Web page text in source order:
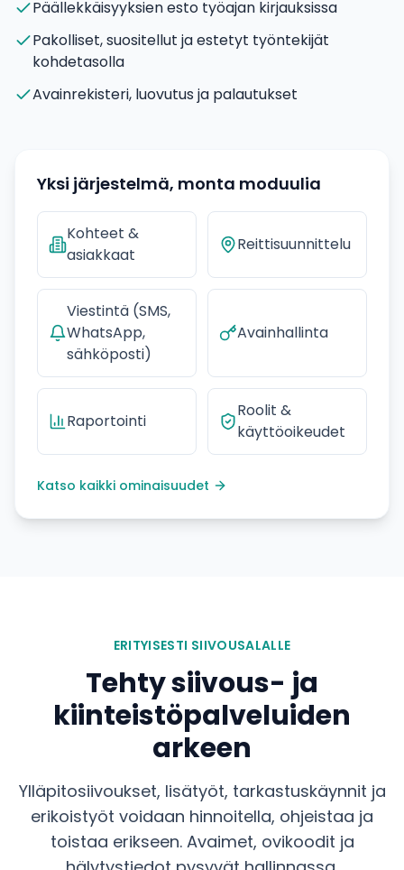
Päällekkäisyyksien esto työajan kirjauksissa
Pakolliset, suositellut ja estetyt työntekijät
kohdetasolla
Avainrekisteri, luovutus ja palautukset
Yksi järjestelmä, monta moduulia
Kohteet &
asiakkaat
Reittisuunnittelu
Viestintä (SMS,
WhatsApp,
sähköposti)
Avainhallinta
Raportointi
Roolit &
käyttöoikeudet
Katso kaikki ominaisuudet
ERITYISESTI SIIVOUSALALLE
Tehty siivous- ja
kiinteistöpalveluiden
arkeen
Ylläpitosiivoukset, lisätyöt, tarkastuskäynnit ja
erikoistyöt voidaan hinnoitella, ohjeistaa ja
toistaa erikseen. Avaimet, ovikoodit ja